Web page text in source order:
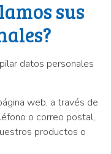
sus
datos personales
web, a través de
o correo postal,
productos o